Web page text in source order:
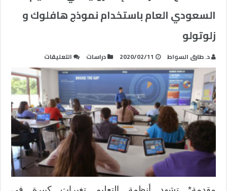
السعودي العام باستخدام نموذج هافلوك و
زلوتولو
د. طارق السواط 2020/02/11 دراسات التعليقات
خطة
دمج
المدرسة
الإلكترونية
في
التعليم
السعودي
العام
باستخدام
نموذج
هافلوك